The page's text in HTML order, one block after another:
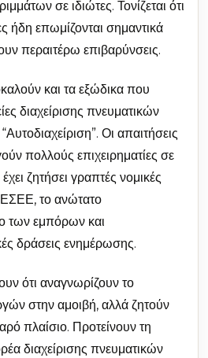
σε ιδιώτες. Τονίζεται ότι
ήδη επωμίζονται σημαντικά
περαιτέρω επιβαρύνσεις.
και τα εξώδικα που
διαχείρισης πνευματικών
Οι απαιτήσεις
πολλούς επιχειρηματίες σε
ζητήσει γραπτές νομικές
ΕΣΕΕ, το ανώτατο
των εμπόρων και
δράσεις ενημέρωσης.
ότι αναγνωρίζουν το
στην αμοιβή, αλλά ζητούν
πλαίσιο. Προτείνουν τη
διαχείρισης πνευματικών